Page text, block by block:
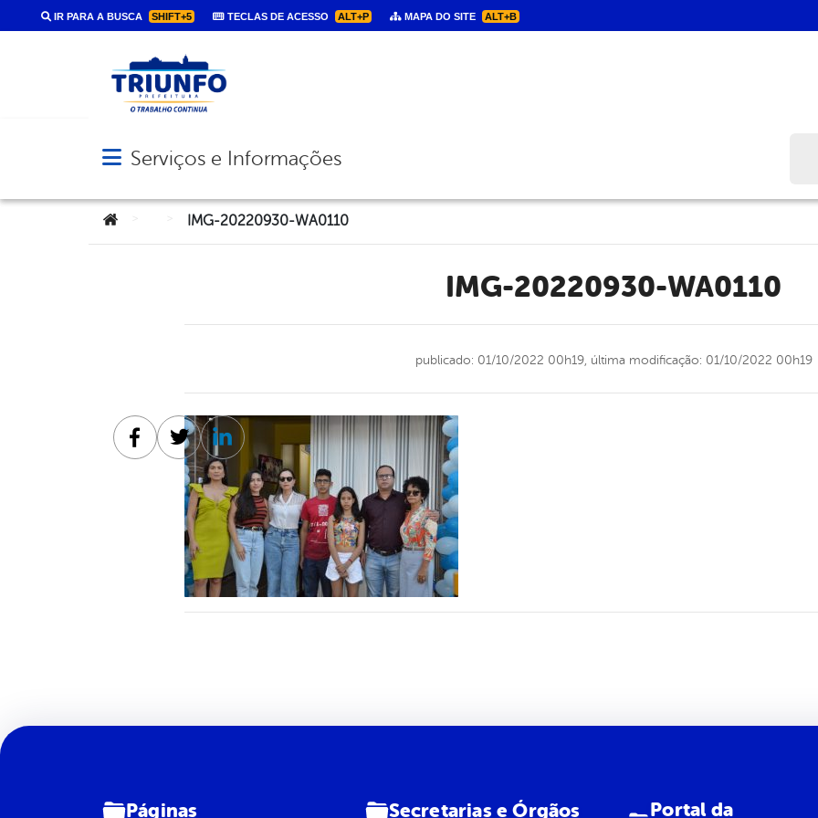
IR PARA A BUSCA SHIFT+5 TECLAS DE ACESSO ALT+P MAPA DO SITE ALT+B
Abrir menu principal de navegação
Serviços e Informações
Você está aqui:IMG-20220930-WA0110
IMG-20220930-WA0110
publicado: 01/10/2022 00h19, última modificação: 01/10/2022 00h19
Facebook
TwitterLinkedin
Páginas Secretarias e Órgãos
Portal da